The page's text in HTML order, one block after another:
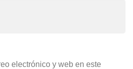
electrónico y web en este